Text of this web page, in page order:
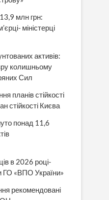
млн грн:
міністерці
активів:
колишньому
Сил
планів стійкості
стійкості Києва
понад 11,6
в 2026 році-
ГО «ВПО України»
рекомендовані